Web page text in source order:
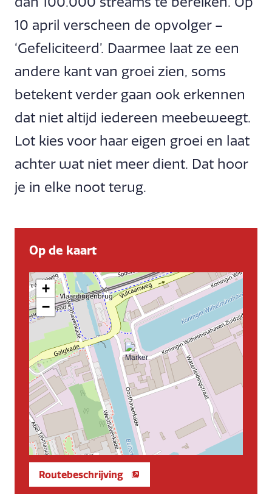
10 april verscheen de opvolger –
‘Gefeliciteerd’. Daarmee laat ze een
andere kant van groei zien, soms
betekent verder gaan ook erkennen
dat niet altijd iedereen meebeweegt.
Lot kies voor haar eigen groei en laat
achter wat niet meer dient. Dat hoor
je in elke noot terug.
Op de kaart
+
−
Routebeschrijving